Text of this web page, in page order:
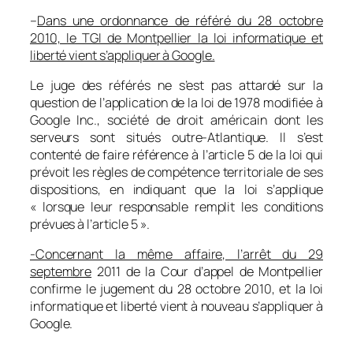
–Dans une ordonnance de référé du 28 octobre
2010, le TGI de Montpellier la loi informatique et
liberté vient s’appliquer à Google.
Le juge des référés ne s’est pas attardé sur la
question de l’application de la loi de 1978 modifiée à
Google Inc., société de droit américain dont les
serveurs sont situés outre-Atlantique. Il s’est
contenté de faire référence à l’article 5 de la loi qui
prévoit les règles de compétence territoriale de ses
dispositions, en indiquant que la loi s’applique
« lorsque leur responsable remplit les conditions
prévues à l’article 5 ».
-Concernant la même affaire, l’arrêt du 29
septembre 2011 de la Cour d’appel de Montpellier
confirme le jugement du 28 octobre 2010, et la loi
informatique et liberté vient à nouveau s’appliquer à
Google.